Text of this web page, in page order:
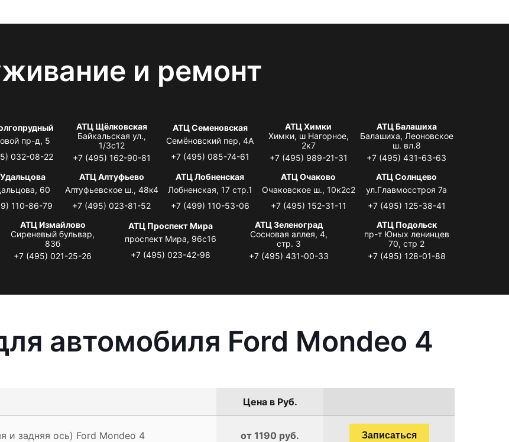
и ремонт
пр-д, 5
032-08-22
АТЦ Щёлковская
Байкальская ул.,
1/3с12
+7 (495) 162-90-81
АТЦ Семеновская
Семёновский пер, 4А
+7 (495) 085-74-61
АТЦ Химки
Химки, ш Нагорное,
2к7
+7 (495) 989-21-31
АТЦ Балашиха
Балашиха, Леоновское
ш. вл.8
+7 (495) 431-63-63
60
110-86-79
АТЦ Алтуфьево
Алтуфьевское ш., 48к4
+7 (495) 023-81-52
АТЦ Лобненская
Лобненская, 17 стр.1
+7 (499) 110-53-06
АТЦ Очаково
Очаковское ш., 10к2с2
+7 (495) 152-31-11
АТЦ Солнцево
ул.Главмосстроя 7а
+7 (495) 125-38-41
АТЦ Измайлово
Сиреневый бульвар,
83б
+7 (495) 021-25-26
АТЦ Проспект Мира
проспект Мира, 96с16
+7 (495) 023-42-98
АТЦ Зеленоград
Сосновая аллея, 4,
стр. 3
+7 (495) 431-00-33
АТЦ Подольск
пр-т Юных ленинцев
70, стр 2
+7 (495) 128-01-88
автомобиля Ford Mondeo 4
Цена в Руб.
и задняя ось) Ford Mondeo 4 от 1190 руб. Записаться